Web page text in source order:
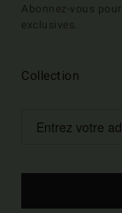
Abonnez-vous
exclusives.
Collection